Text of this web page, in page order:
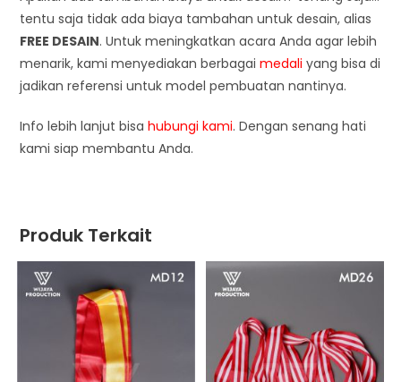
tentu saja tidak ada biaya tambahan untuk desain, alias
FREE DESAIN. Untuk meningkatkan acara Anda agar lebih
menarik, kami menyediakan berbagaimedali yang bisa di
jadikan referensi untuk model pembuatan nantinya.
Info lebih lanjut bisahubungi kami. Dengan senang hati
kami siap membantu Anda.
Produk Terkait